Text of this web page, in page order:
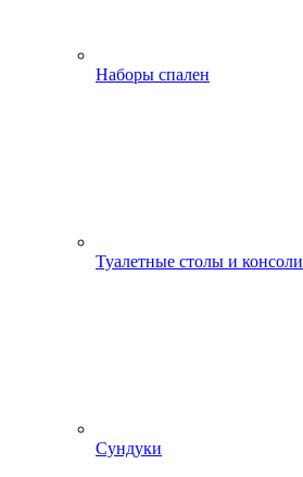
Наборы спален
Туалетные столы и консоли
Сундуки